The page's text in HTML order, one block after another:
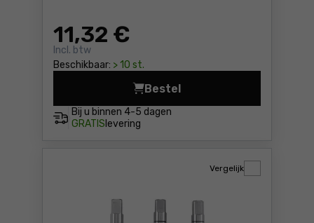
11,32 €
Incl. btw
Beschikbaar: > 10 st.
Bij u binnen 4-5 dagen
GRATIS levering
Bestel
Tapset, handmatig HSS m2
Vergelijk